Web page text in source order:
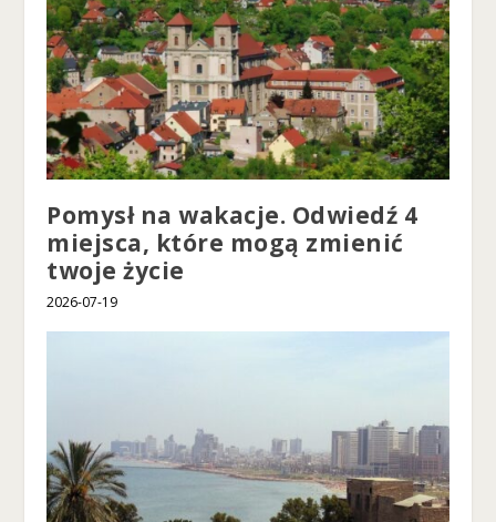
Pomysł na wakacje. Odwiedź 4
miejsca, które mogą zmienić
twoje życie
2026-07-19